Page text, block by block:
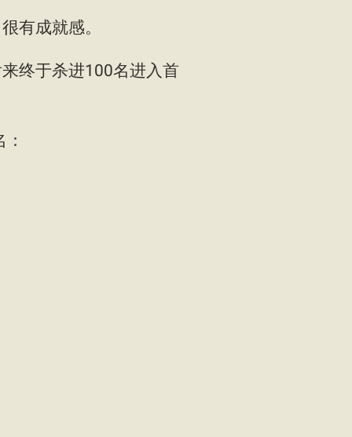
有成就感。
终于杀进100名进入首